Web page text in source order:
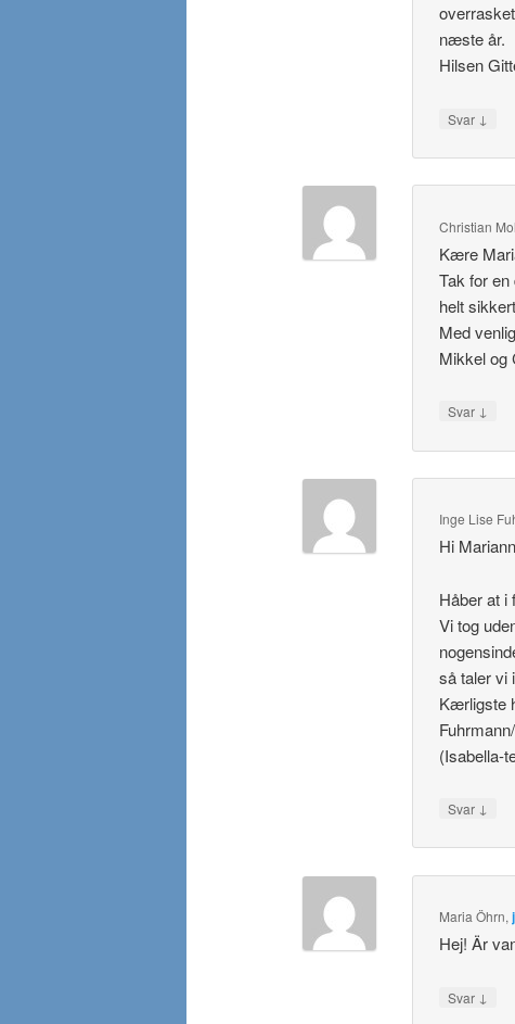
næste år.
Hilsen
Svar ↓
Christian
Kære
Tak for
helt
Med
Mikkel og
Svar ↓
Inge Lise
Hi
Håber at
Vi tog
så taler vi
Kærligste
(Isabella-
Svar ↓
Maria Öhrn,
Hej! Är
Svar ↓